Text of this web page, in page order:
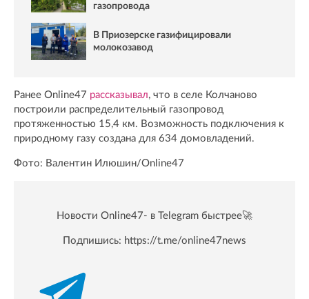
газопровода
В Приозерске газифицировали
молокозавод
Ранее Online47 рассказывал, что в селе Колчаново
построили распределительный газопровод
протяженностью 15,4 км. Возможность подключения к
природному газу создана для 634 домовладений.
Фото: Валентин Илюшин/Online47
Новости Online47- в Telegram быстрее🚀
Подпишись: https://t.me/online47news